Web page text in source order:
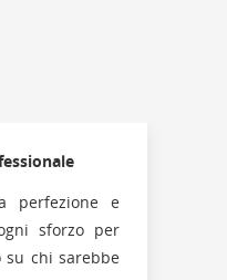
perfezione e
sforzo per
chi sarebbe